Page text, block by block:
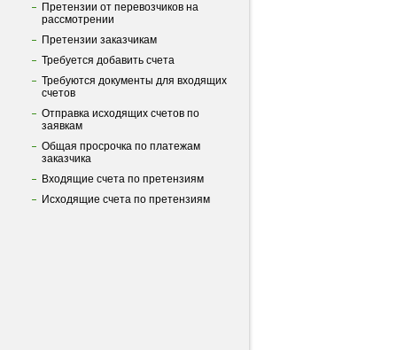
Претензии от перевозчиков на
рассмотрении
Претензии заказчикам
Требуется добавить счета
Требуются документы для входящих
счетов
Отправка исходящих счетов по
заявкам
Общая просрочка по платежам
заказчика
Входящие счета по претензиям
Исходящие счета по претензиям